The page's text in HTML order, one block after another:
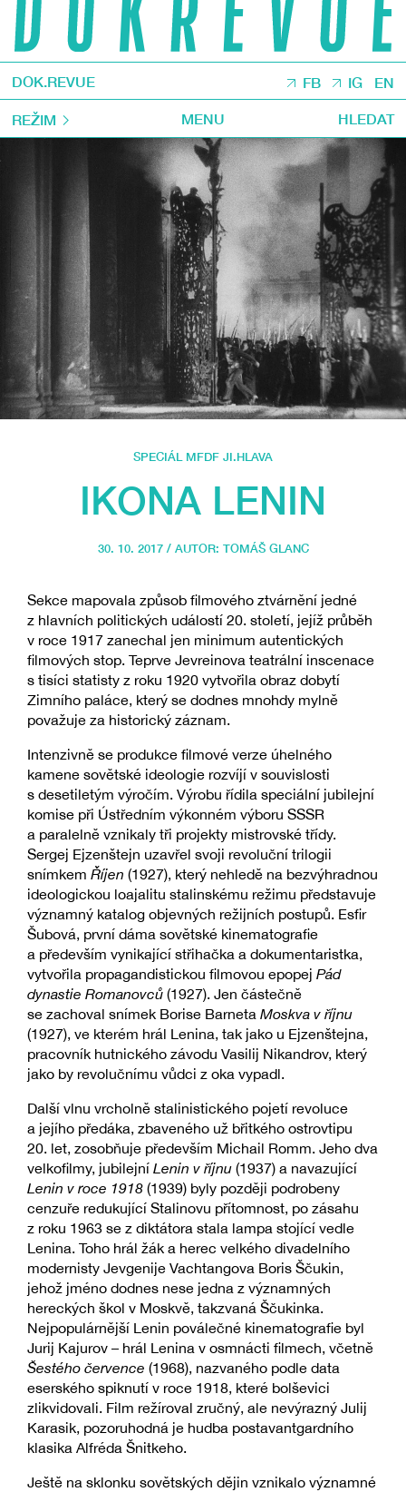
DOK.REVUE FB IG EN
REŽIM MENU HLEDAT
SPECIÁL MFDF JI.HLAVA
IKONA LENIN
30. 10. 2017 / AUTOR: TOMÁŠ GLANC
Sekce mapovala způsob filmového ztvárnění jedné
z hlavních politických událostí 20. století, jejíž průběh
v roce 1917 zanechal jen minimum autentických
filmových stop. Teprve Jevreinova teatrální inscenace
s tisíci statisty z roku 1920 vytvořila obraz dobytí
Zimního paláce, který se dodnes mnohdy mylně
považuje za historický záznam.
Intenzivně se produkce filmové verze úhelného
kamene sovětské ideologie rozvíjí v souvislosti
s desetiletým výročím. Výrobu řídila speciální jubilejní
komise při Ústředním výkonném výboru SSSR
a paralelně vznikaly tři projekty mistrovské třídy.
Sergej Ejzenštejn uzavřel svoji revoluční trilogii
snímkem Říjen (1927), který nehledě na bezvýhradnou
ideologickou loajalitu stalinskému režimu představuje
významný katalog objevných režijních postupů. Esfir
Šubová, první dáma sovětské kinematografie
a především vynikající střihačka a dokumentaristka,
vytvořila propagandistickou filmovou epopej Pád
dynastie Romanovců (1927). Jen částečně
se zachoval snímek Borise Barneta Moskva v říjnu
(1927), ve kterém hrál Lenina, tak jako u Ejzenštejna,
pracovník hutnického závodu Vasilij Nikandrov, který
jako by revolučnímu vůdci z oka vypadl.
Další vlnu vrcholně stalinistického pojetí revoluce
a jejího předáka, zbaveného už břitkého ostrovtipu
20. let, zosobňuje především Michail Romm. Jeho dva
velkofilmy, jubilejní Lenin v říjnu (1937) a navazující
Lenin v roce 1918 (1939) byly později podrobeny
cenzuře redukující Stalinovu přítomnost, po zásahu
z roku 1963 se z diktátora stala lampa stojící vedle
Lenina. Toho hrál žák а herec velkého divadelního
modernisty Jevgenije Vachtangova Boris Ščukin,
jehož jméno dodnes nese jedna z významných
hereckých škol v Moskvě, takzvaná Ščukinka.
Nejpopulárnější Lenin poválečné kinematografie byl
Jurij Kajurov – hrál Lenina v osmnácti filmech, včetně
Šestého července (1968), nazvaného podle data
eserského spiknutí v roce 1918, které bolševici
zlikvidovali. Film režíroval zručný, ale nevýrazný Julij
Karasik, pozoruhodná je hudba postavantgardního
klasika Alfréda Šnitkeho.
Ještě na sklonku sovětských dějin vznikalo významné